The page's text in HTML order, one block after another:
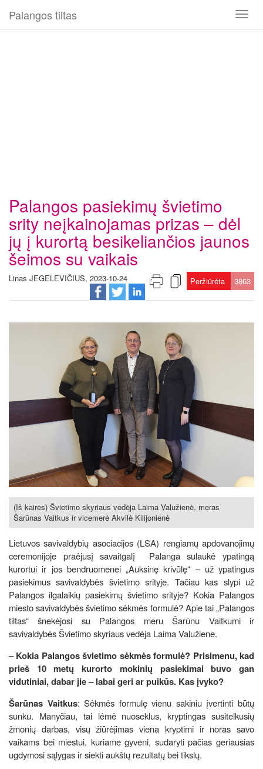
Toggle
Palangos tiltas
Palangos pasiekimų švietimo
srity neįkainojamas prizas – dėl
jų į kurortą besikeliančios jaunos
šeimos su vaikais
Linas JEGELEVIČIUS, 2023-10-24 Peržiūrėta 3863
(Iš kairės) Švietimo skyriaus vedėja Laima Valužienė, meras
Šarūnas Vaitkus ir vicemerė Akvilė Kilijonienė
Lietuvos savivaldybių asociacijos (LSA) rengiamų apdovanojimų
ceremonijoje praėjusį savaitgalį Palanga sulaukė ypatingą
kurortui ir jos bendruomenei „Auksinę krivūlę“ – už ypatingus
pasiekimus savivaldybės švietimo srityje. Tačiau kas slypi už
Palangos ilgalaikių pasiekimų švietimo srityje? Kokia Palangos
miesto savivaldybės švietimo sėkmės formulė? Apie tai „Palangos
tiltas“ šnekėjosi su Palangos meru Šarūnu Vaitkumi ir
savivaldybės Švietimo skyriaus vedėja Laima Valužiene.
–Kokia Palangos švietimo sėkmės formulė? Prisimenu, kad
prieš 10 metų kurorto mokinių pasiekimai buvo gan
vidutiniai, dabar jie – labai geri ar puikūs. Kas įvyko?
Šarūnas Vaitkus: Sėkmės formulę vienu sakiniu įvertinti būtų
sunku. Manyčiau, tai lėmė nuoseklus, kryptingas susitelkusių
žmonių darbas, visų žiūrėjimas viena kryptimi ir noras savo
vaikams bei miestui, kuriame gyveni, sudaryti pačias geriausias
ugdymosi sąlygas ir siekti aukštų rezultatų bei tikslų.